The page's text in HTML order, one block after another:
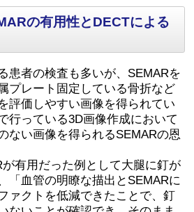
の有用性とDECTによる
患者の検査も多いが、SEMARを
プレート固定している骨折など
評価しやすい画像を得られてい
行っている3D画像作成において
ない画像を得られるSEMARの恩
有用だった例として大腿に釘が
「血管の明瞭な描出とSEMARに
ァクトを低減できたことで、釘